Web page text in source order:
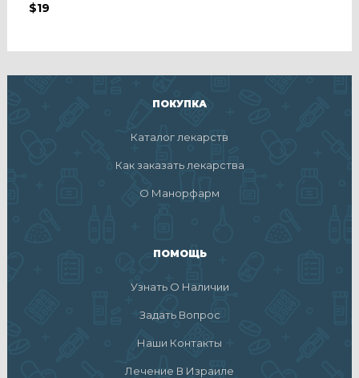
$19
ПОКУПКА
Каталог лекарств
Как заказать лекарства
О Манорфарм
ПОМОЩЬ
Узнать О Наличии
Задать Вопрос
Наши Контакты
Лечение В Израиле